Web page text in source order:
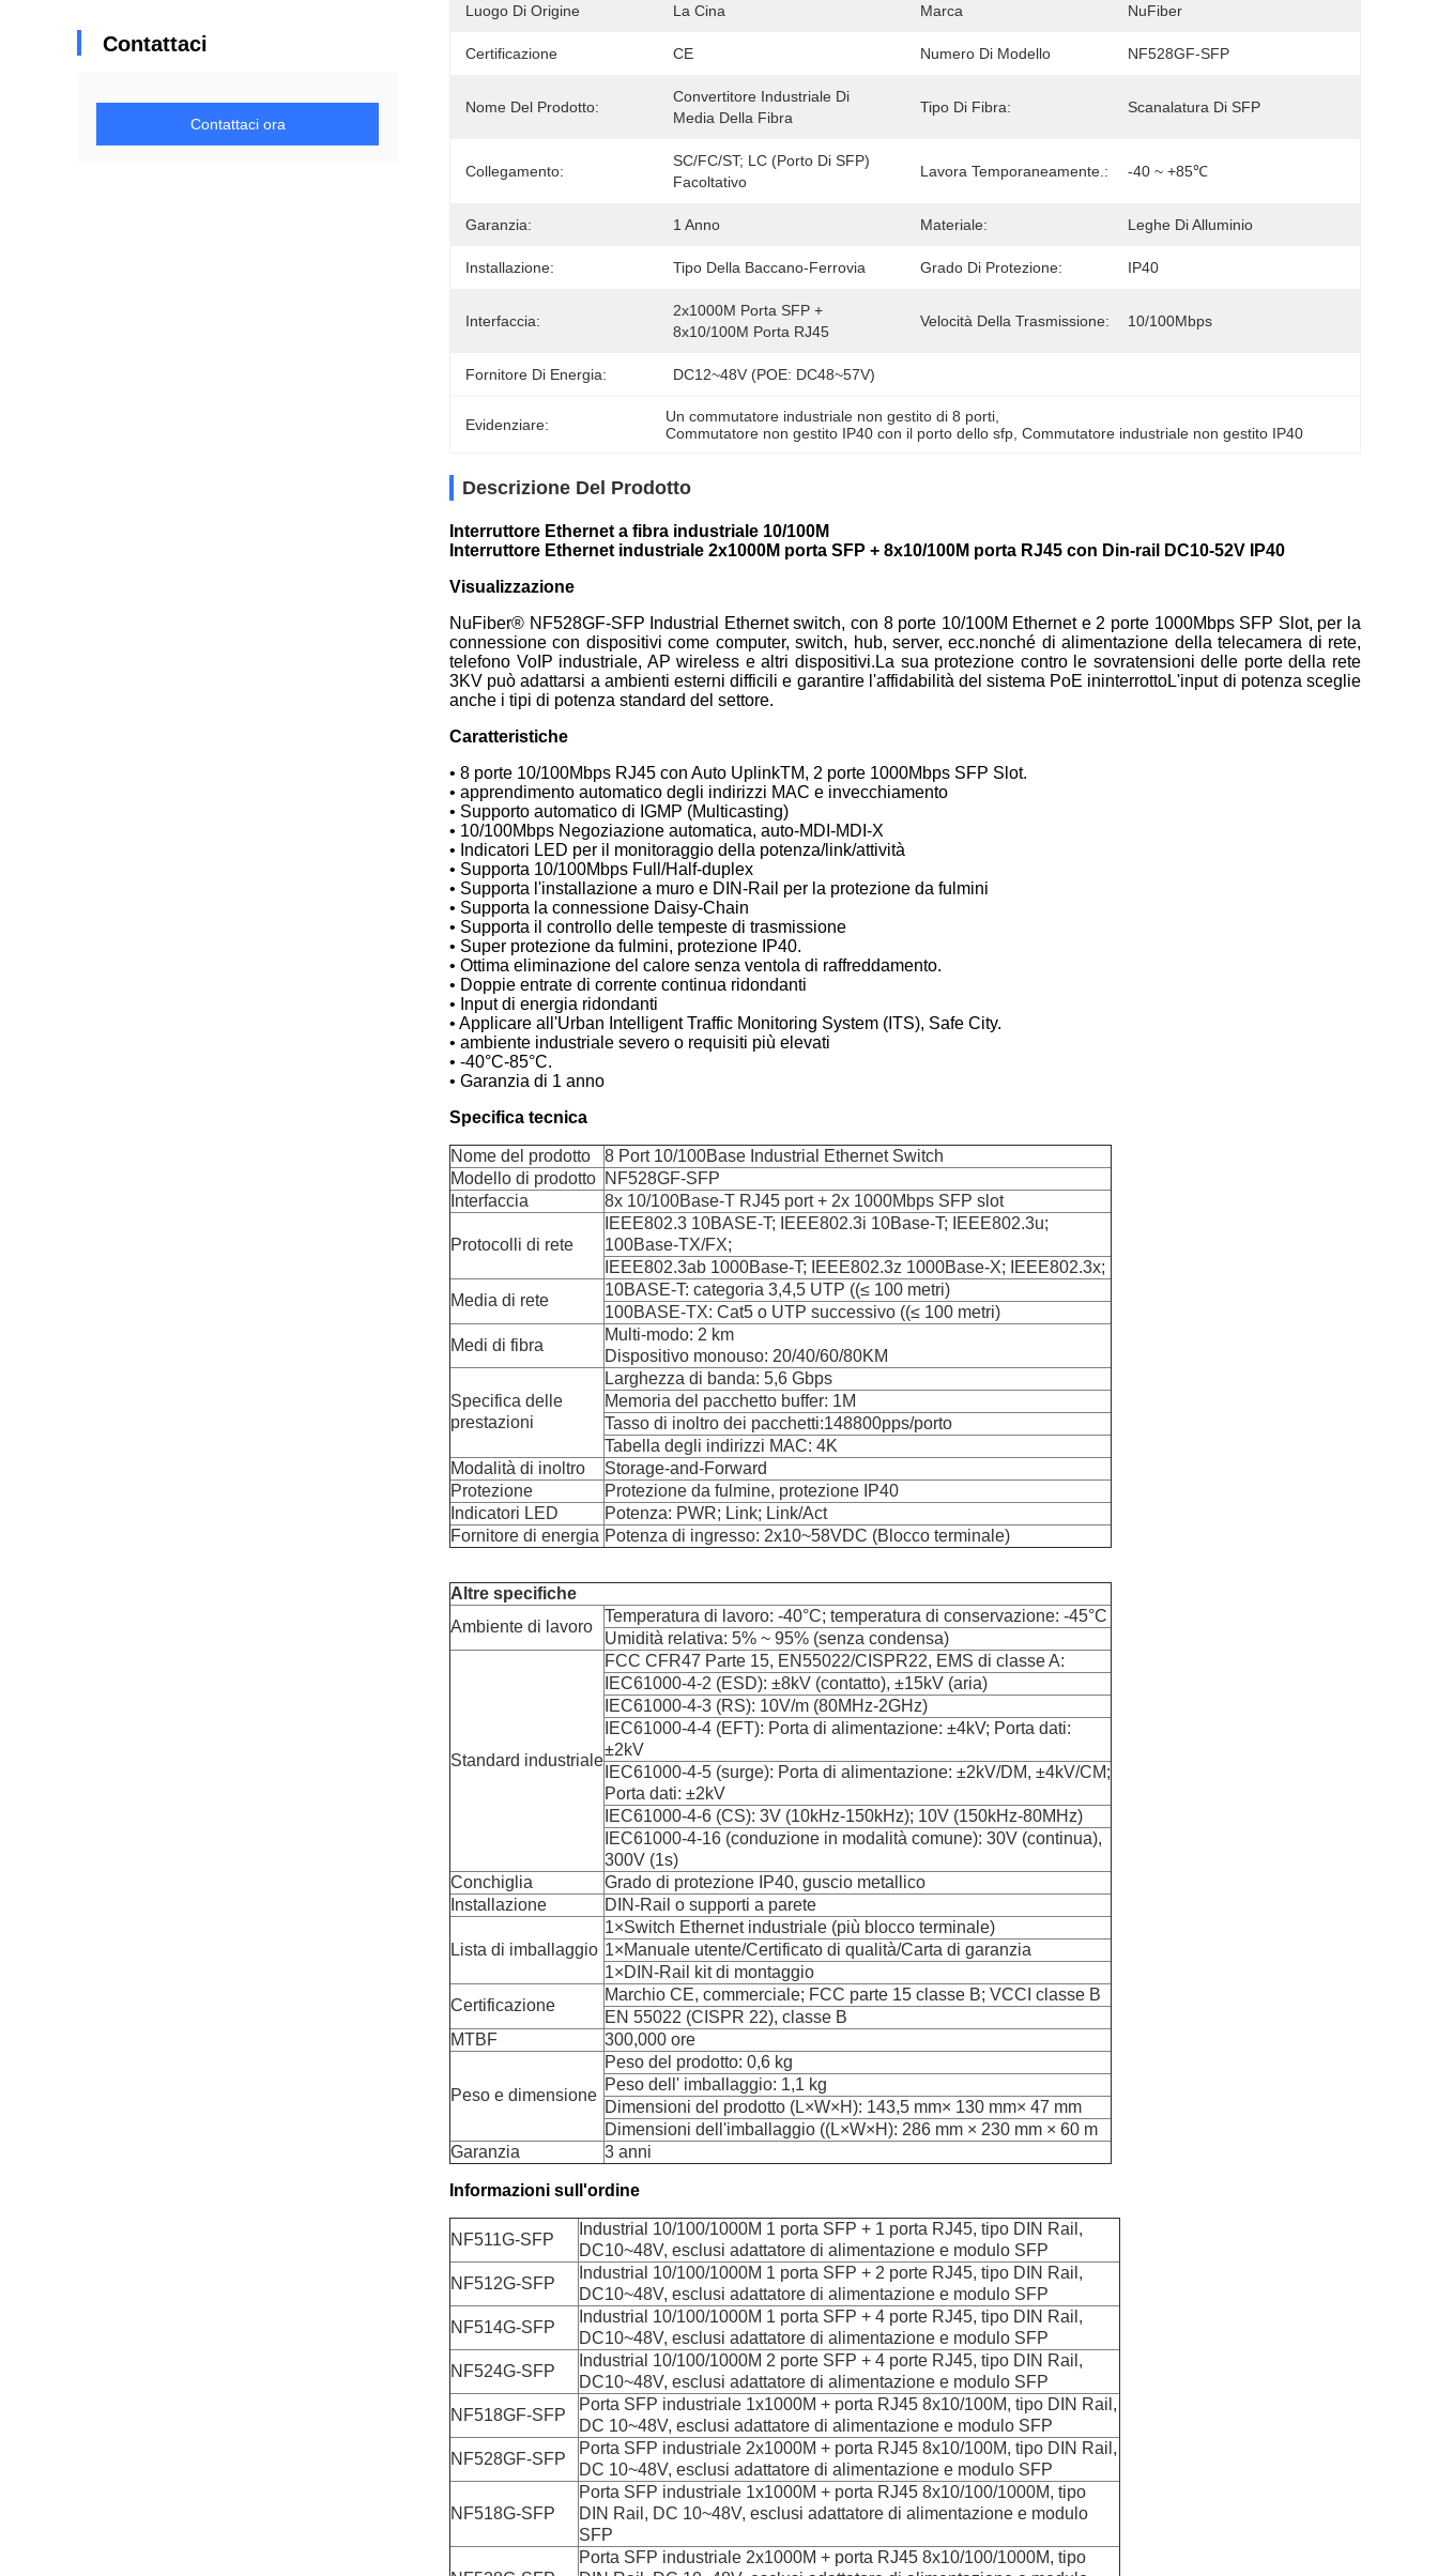
Contattaci
Contattaci ora
Luogo Di Origine La Cina Marca NuFiber
Certificazione CE Numero Di Modello NF528GF-SFP
Nome Del Prodotto:
Convertitore Industriale Di
Media Della Fibra
Tipo Di Fibra: Scanalatura Di SFP
Collegamento:
SC/FC/ST; LC (porto Di SFP)
Facoltativo
Lavora Temporaneamente.: -40 ~ +85℃
Garanzia: 1 Anno Materiale: Leghe Di Alluminio
Installazione: Tipo Della Baccano-Ferrovia Grado Di Protezione: IP40
Interfaccia:
2x1000M Porta SFP +
8x10/100M Porta RJ45
Velocità Della Trasmissione: 10/100Mbps
Fornitore Di Energia: DC12~48V (POE: DC48~57V)
Evidenziare: Un commutatore industriale non gestito di 8 porti
Commutatore non gestito IP40 con il porto dello sfp , Commutatore industriale non gestito IP40
Descrizione Del Prodotto
Interruttore Ethernet a fibra industriale 10/100M
Interruttore Ethernet industriale 2x1000M porta SFP + 8x10/100M porta RJ45 con Din-rail DC10-52V IP40
Visualizzazione
NuFiber® NF528GF-SFP Industrial Ethernet switch, con 8 porte 10/100M Ethernet e 2 porte 1000Mbps SFP Slot, per la
connessione con dispositivi come computer, switch, hub, server, ecc.nonché di alimentazione della telecamera di rete,
telefono VoIP industriale, AP wireless e altri dispositivi.La sua protezione contro le sovratensioni delle porte della rete
3KV può adattarsi a ambienti esterni difficili e garantire l'affidabilità del sistema PoE ininterrottoL'input di potenza sceglie
anche i tipi di potenza standard del settore.
Caratteristiche
• 8 porte 10/100Mbps RJ45 con Auto UplinkTM, 2 porte 1000Mbps SFP Slot.
• apprendimento automatico degli indirizzi MAC e invecchiamento
• Supporto automatico di IGMP (Multicasting)
• 10/100Mbps Negoziazione automatica, auto-MDI-MDI-X
• Indicatori LED per il monitoraggio della potenza/link/attività
• Supporta 10/100Mbps Full/Half-duplex
• Supporta l'installazione a muro e DIN-Rail per la protezione da fulmini
• Supporta la connessione Daisy-Chain
• Supporta il controllo delle tempeste di trasmissione
• Super protezione da fulmini, protezione IP40.
• Ottima eliminazione del calore senza ventola di raffreddamento.
• Doppie entrate di corrente continua ridondanti
• Input di energia ridondanti
• Applicare all'Urban Intelligent Traffic Monitoring System (ITS), Safe City.
• ambiente industriale severo o requisiti più elevati
• -40°C-85°C.
• Garanzia di 1 anno
Specifica tecnica
Nome del prodotto
8 Port 10/100Base Industrial Ethernet Switch
Modello di prodotto NF528GF-SFP
Interfaccia
8x 10/100Base-T RJ45 port + 2x 1000Mbps SFP slot
Protocolli di rete
IEEE802.3 10BASE-T; IEEE802.3i 10Base-T; IEEE802.3u;
100Base-TX/FX;
IEEE802.3ab 1000Base-T; IEEE802.3z 1000Base-X; IEEE802.3x;
Media di rete
10BASE-T: categoria 3,4,5 UTP ((≤ 100 metri)
100BASE-TX: Cat5 o UTP successivo ((≤ 100 metri)
Medi di fibra
Multi-modo: 2 km
Dispositivo monouso: 20/40/60/80KM
Specifica delle
prestazioni
Larghezza di banda: 5,6 Gbps
Memoria del pacchetto buffer: 1M
Tasso di inoltro dei pacchetti:148800pps/porto
Tabella degli indirizzi MAC: 4K
Modalità di inoltro
Storage-and-Forward
Protezione
Protezione da fulmine, protezione IP40
Indicatori LED
Potenza: PWR; Link; Link/Act
Fornitore di energia Potenza di ingresso: 2x10~58VDC (Blocco terminale)
Altre specifiche
Ambiente di lavoro
Temperatura di lavoro: -40°C; temperatura di conservazione: -45°C
Umidità relativa: 5% ~ 95% (senza condensa)
Standard industriale
FCC CFR47 Parte 15, EN55022/CISPR22, EMS di classe A:
IEC61000-4-2 (ESD): ±8kV (contatto), ±15kV (aria)
IEC61000-4-3 (RS): 10V/m (80MHz-2GHz)
IEC61000-4-4 (EFT): Porta di alimentazione: ±4kV; Porta dati:
±2kV
IEC61000-4-5 (surge): Porta di alimentazione: ±2kV/DM, ±4kV/CM;
Porta dati: ±2kV
IEC61000-4-6 (CS): 3V (10kHz-150kHz); 10V (150kHz-80MHz)
IEC61000-4-16 (conduzione in modalità comune): 30V (continua),
300V (1s)
Conchiglia
Grado di protezione IP40, guscio metallico
Installazione
DIN-Rail o supporti a parete
Lista di imballaggio
1×Switch Ethernet industriale (più blocco terminale)
1×Manuale utente/Certificato di qualità/Carta di garanzia
1×DIN-Rail kit di montaggio
Certificazione
Marchio CE, commerciale; FCC parte 15 classe B; VCCI classe B
EN 55022 (CISPR 22), classe B
MTBF
300,000 ore
Peso e dimensione
Peso del prodotto: 0,6 kg
Peso dell' imballaggio: 1,1 kg
Dimensioni del prodotto (L×W×H): 143,5 mm× 130 mm× 47 mm
Dimensioni dell'imballaggio ((L×W×H): 286 mm × 230 mm × 60 m
Garanzia
3 anni
Informazioni sull'ordine
NF511G-SFP
Industrial 10/100/1000M 1 porta SFP + 1 porta RJ45, tipo DIN Rail,
DC10~48V, esclusi adattatore di alimentazione e modulo SFP
NF512G-SFP
Industrial 10/100/1000M 1 porta SFP + 2 porte RJ45, tipo DIN Rail,
DC10~48V, esclusi adattatore di alimentazione e modulo SFP
NF514G-SFP
Industrial 10/100/1000M 1 porta SFP + 4 porte RJ45, tipo DIN Rail,
DC10~48V, esclusi adattatore di alimentazione e modulo SFP
NF524G-SFP
Industrial 10/100/1000M 2 porte SFP + 4 porte RJ45, tipo DIN Rail,
DC10~48V, esclusi adattatore di alimentazione e modulo SFP
NF518GF-SFP
Porta SFP industriale 1x1000M + porta RJ45 8x10/100M, tipo DIN Rail,
DC 10~48V, esclusi adattatore di alimentazione e modulo SFP
NF528GF-SFP
Porta SFP industriale 2x1000M + porta RJ45 8x10/100M, tipo DIN Rail,
DC 10~48V, esclusi adattatore di alimentazione e modulo SFP
NF518G-SFP
Porta SFP industriale 1x1000M + porta RJ45 8x10/100/1000M, tipo
DIN Rail, DC 10~48V, esclusi adattatore di alimentazione e modulo
SFP
Porta SFP industriale 2x1000M + porta RJ45 8x10/100/1000M, tipo